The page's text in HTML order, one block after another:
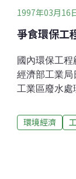
1997年03月16
爭食環保工
國內環保工程
經濟部工業局
工業區廢水
就表示，民國
標的廠商都是
分為六標，
工業區廢水
環境經濟